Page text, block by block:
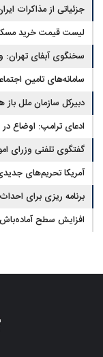
جزئیاتی از مذاکرات
مجلس: بیانیه‌ای شامل
است
چقدر سرمایه نیاز دارد؟ +
سخنگوی آبفای
سامانه‌های تامین
دبیرکل سازمان ملل
ادعای ترامپ: اوضاع
گفتگوی تلفنی وزرای
آمریکا تحریم‌های
برنامه ریزی برای
آب در مازندران
افزایش سطح